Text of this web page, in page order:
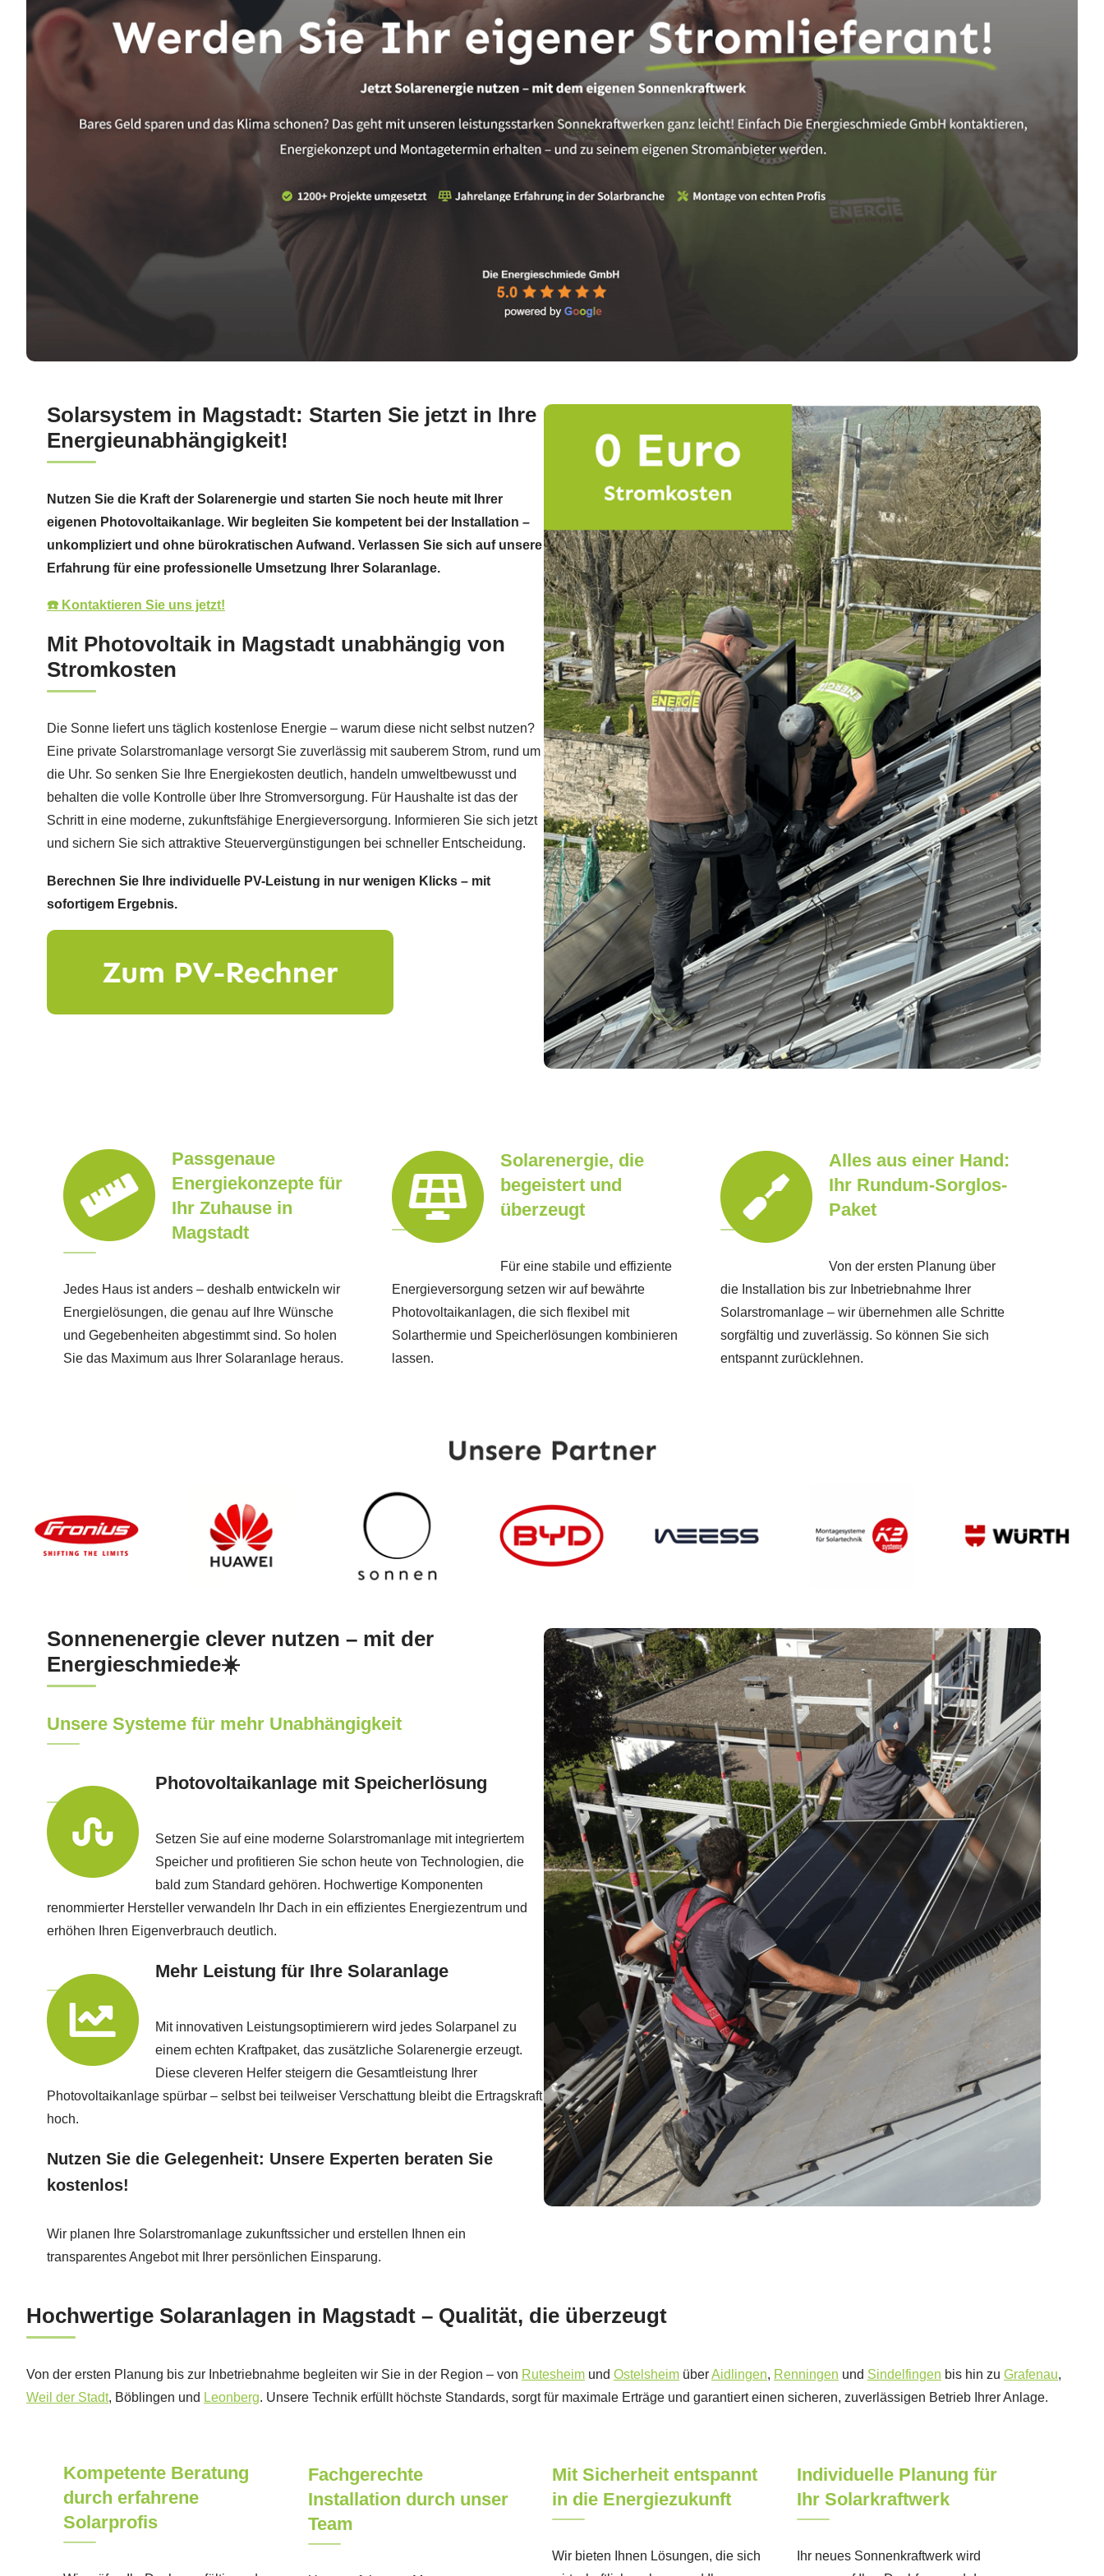
Solarsystem in Magstadt: Starten Sie jetzt in Ihre
Energieunabhängigkeit!
Nutzen Sie die Kraft der Solarenergie und starten Sie noch heute mit Ihrer
eigenen Photovoltaikanlage. Wir begleiten Sie kompetent bei der Installation –
unkompliziert und ohne bürokratischen Aufwand. Verlassen Sie sich auf unsere
Erfahrung für eine professionelle Umsetzung Ihrer Solaranlage.
☎️ Kontaktieren Sie uns jetzt!
Mit Photovoltaik in Magstadt unabhängig von
Stromkosten
Die Sonne liefert uns täglich kostenlose Energie – warum diese nicht selbst nutzen?
Eine private Solarstromanlage versorgt Sie zuverlässig mit sauberem Strom, rund um
die Uhr. So senken Sie Ihre Energiekosten deutlich, handeln umweltbewusst und
behalten die volle Kontrolle über Ihre Stromversorgung. Für Haushalte ist das der
Schritt in eine moderne, zukunftsfähige Energieversorgung. Informieren Sie sich jetzt
und sichern Sie sich attraktive Steuervergünstigungen bei schneller Entscheidung.
Berechnen Sie Ihre individuelle PV-Leistung in nur wenigen Klicks – mit
sofortigem Ergebnis.
Passgenaue
Energiekonzepte für
Ihr Zuhause in
Magstadt
Jedes Haus ist anders – deshalb entwickeln wir
Energielösungen, die genau auf Ihre Wünsche
und Gegebenheiten abgestimmt sind. So holen
Sie das Maximum aus Ihrer Solaranlage heraus.
Solarenergie, die
begeistert und
überzeugt
Für eine stabile und effiziente
Energieversorgung setzen wir auf bewährte
Photovoltaikanlagen, die sich flexibel mit
Solarthermie und Speicherlösungen kombinieren
lassen.
Alles aus einer Hand:
Ihr Rundum-Sorglos-
Paket
Von der ersten Planung über
die Installation bis zur Inbetriebnahme Ihrer
Solarstromanlage – wir übernehmen alle Schritte
sorgfältig und zuverlässig. So können Sie sich
entspannt zurücklehnen.
Sonnenenergie clever nutzen – mit der
Energieschmiede☀️
Unsere Systeme für mehr Unabhängigkeit
Photovoltaikanlage mit Speicherlösung
Setzen Sie auf eine moderne Solarstromanlage mit integriertem
Speicher und profitieren Sie schon heute von Technologien, die
bald zum Standard gehören. Hochwertige Komponenten
renommierter Hersteller verwandeln Ihr Dach in ein effizientes Energiezentrum und
erhöhen Ihren Eigenverbrauch deutlich.
Mehr Leistung für Ihre Solaranlage
Mit innovativen Leistungsoptimierern wird jedes Solarpanel zu
einem echten Kraftpaket, das zusätzliche Solarenergie erzeugt.
Diese cleveren Helfer steigern die Gesamtleistung Ihrer
Photovoltaikanlage spürbar – selbst bei teilweiser Verschattung bleibt die Ertragskraft
hoch.
Nutzen Sie die Gelegenheit: Unsere Experten beraten Sie
kostenlos!
Wir planen Ihre Solarstromanlage zukunftssicher und erstellen Ihnen ein
transparentes Angebot mit Ihrer persönlichen Einsparung.
Hochwertige Solaranlagen in Magstadt – Qualität, die überzeugt
Von der ersten Planung bis zur Inbetriebnahme begleiten wir Sie in der Region – von Rutesheim und Ostelsheim überAidlingen, Renningen und Sindelfingen bis hin zu Grafenau,
Weil der Stadt, Böblingen und Leonberg. Unsere Technik erfüllt höchste Standards, sorgt für maximale Erträge und garantiert einen sicheren, zuverlässigen Betrieb Ihrer Anlage.
Kompetente Beratung
durch erfahrene
Solarprofis
Fachgerechte
Installation durch unser
Team
Mit Sicherheit entspannt
in die Energiezukunft
Wir bieten Ihnen Lösungen, die sich
Individuelle Planung für
Ihr Solarkraftwerk
Ihr neues Sonnenkraftwerk wird